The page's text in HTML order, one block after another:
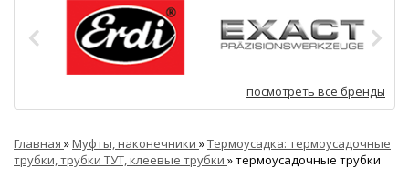
посмотреть все бренды
Главная »Муфты, наконечники »Термоусадка: термоусадочные
трубки, трубки ТУТ, клеевые трубки »термоусадочные трубки